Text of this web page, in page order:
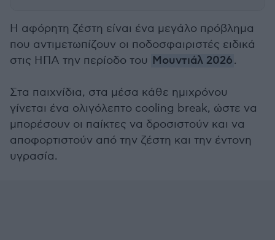
Η αφόρητη ζέστη είναι ένα μεγάλο πρόβλημα
που αντιμετωπίζουν οι ποδοσφαιριστές ειδικά
στις ΗΠΑ την περίοδο του Μουντιάλ 2026.
Στα παιχνίδια, στα μέσα κάθε ημιχρόνου
γίνεται ένα ολιγόλεπτο cooling break, ώστε να
μπορέσουν οι παίκτες να δροσιστούν και να
αποφορτιστούν από την ζέστη και την έντονη
υγρασία.